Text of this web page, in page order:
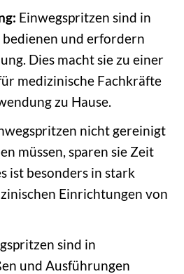
Einwegspritzen sind in
bedienen und erfordern
Dies macht sie zu einer
medizinische Fachkräfte
zu Hause.
nicht gereinigt
müssen, sparen sie Zeit
ist besonders in stark
Einrichtungen von
sind in
und Ausführungen